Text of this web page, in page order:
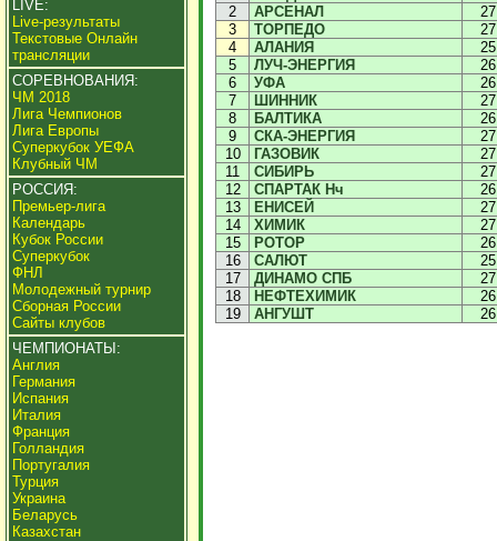
LIVE:
Live-результаты
Текстовые Онлайн
трансляции
СОРЕВНОВАНИЯ:
ЧМ 2018
Лига Чемпионов
Лига Европы
Суперкубок УЕФА
Клубный ЧМ
РОССИЯ:
Премьер-лига
Календарь
Кубок России
Суперкубок
ФНЛ
Молодежный турнир
Сборная России
Сайты клубов
ЧЕМПИОНАТЫ:
Англия
Германия
Испания
Италия
Франция
Голландия
Португалия
Турция
Украина
Беларусь
Казахстан
2
АРСЕНАЛ
27
3
ТОРПЕДО
27
4
АЛАНИЯ
25
5
ЛУЧ-ЭНЕРГИЯ
26
6
УФА
26
7
ШИННИК
27
8
БАЛТИКА
26
9
СКА-ЭНЕРГИЯ
27
10
ГАЗОВИК
27
11
СИБИРЬ
27
12
СПАРТАК Нч
26
13
ЕНИСЕЙ
27
14
ХИМИК
27
15
РОТОР
26
16
САЛЮТ
25
17
ДИНАМО СПБ
27
18
НЕФТЕХИМИК
26
19
АНГУШТ 26